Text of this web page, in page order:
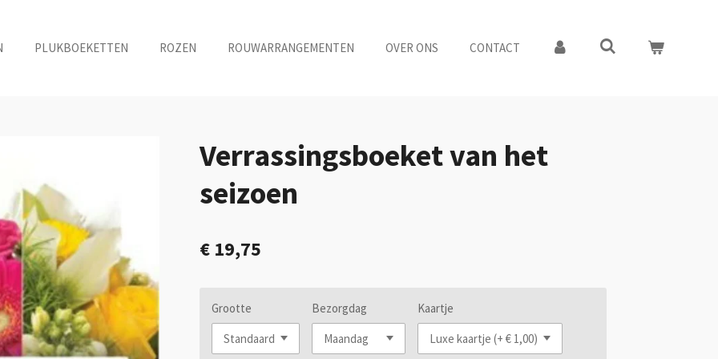
PLUKBOEKETTEN ROZEN ROUWARRANGEMENTEN OVER ONS CONTACT
Verrassingsboeket van het
seizoen
€ 19,75
Grootte Bezorgdag Kaartje